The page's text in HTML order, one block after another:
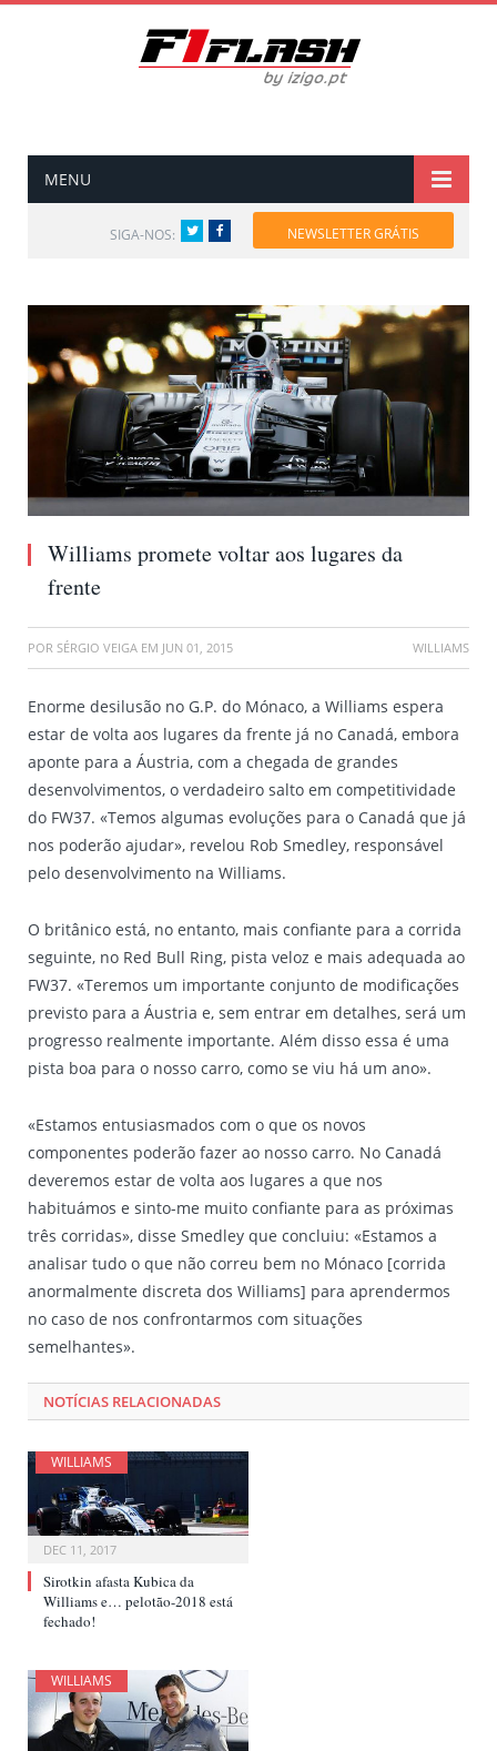
MENU
SIGA-NOS: TwitterFacebook NEWSLETTER GRÁTIS
Williams promete voltar aos lugares da
frente
POR SÉRGIO VEIGA EM JUN 01, 2015 WILLIAMS
Enorme desilusão no G.P. do Mónaco, a Williams espera
estar de volta aos lugares da frente já no Canadá, embora
aponte para a Áustria, com a chegada de grandes
desenvolvimentos, o verdadeiro salto em competitividade
do FW37. «Temos algumas evoluções para o Canadá que já
nos poderão ajudar», revelou Rob Smedley, responsável
pelo desenvolvimento na Williams.
O britânico está, no entanto, mais confiante para a corrida
seguinte, no Red Bull Ring, pista veloz e mais adequada ao
FW37. «Teremos um importante conjunto de modificações
previsto para a Áustria e, sem entrar em detalhes, será um
progresso realmente importante. Além disso essa é uma
pista boa para o nosso carro, como se viu há um ano».
«Estamos entusiasmados com o que os novos
componentes poderão fazer ao nosso carro. No Canadá
deveremos estar de volta aos lugares a que nos
habituámos e sinto-me muito confiante para as próximas
três corridas», disse Smedley que concluiu: «Estamos a
analisar tudo o que não correu bem no Mónaco [corrida
anormalmente discreta dos Williams] para aprendermos
no caso de nos confrontarmos com situações
semelhantes».
NOTÍCIAS RELACIONADAS
WILLIAMS
DEC 11, 2017
Sirotkin afasta Kubica da
Williams e… pelotão-2018 está
fechado!
WILLIAMS